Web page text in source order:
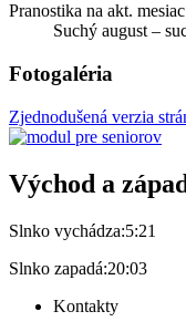
Pranostika na akt. mesiac
Suchý august –
Fotogaléria
Zjednodušená verzia
Východ a
Slnko vychádza:5:21
Slnko zapadá:20:03
Kontakty